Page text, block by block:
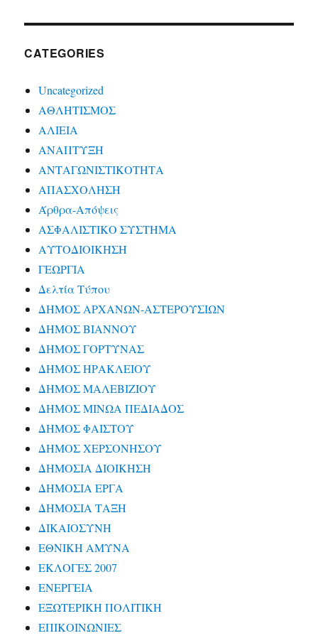
CATEGORIES
Uncategorized
ΑΘΛΗΤΙΣΜΟΣ
ΑΛΙΕΙΑ
ΑΝΑΠΤΥΞΗ
ΑΝΤΑΓΩΝΙΣΤΙΚΟΤΗΤΑ
ΑΠΑΣΧΟΛΗΣΗ
Άρθρα-Απόψεις
ΑΣΦΑΛΙΣΤΙΚΟ ΣΥΣΤΗΜΑ
ΑΥΤΟΔΙΟΙΚΗΣΗ
ΓΕΩΡΓΙΑ
Δελτία Τύπου
ΔΗΜΟΣ ΑΡΧΑΝΩΝ-ΑΣΤΕΡΟΥΣΙΩΝ
ΔΗΜΟΣ ΒΙΑΝΝΟΥ
ΔΗΜΟΣ ΓΟΡΤΥΝΑΣ
ΔΗΜΟΣ ΗΡΑΚΛΕΙΟΥ
ΔΗΜΟΣ ΜΑΛΕΒΙΖΙΟΥ
ΔΗΜΟΣ ΜΙΝΩΑ ΠΕΔΙΑΔΟΣ
ΔΗΜΟΣ ΦΑΙΣΤΟΥ
ΔΗΜΟΣ ΧΕΡΣΟΝΗΣΟΥ
ΔΗΜΟΣΙΑ ΔΙΟΙΚΗΣΗ
ΔΗΜΟΣΙΑ ΕΡΓΑ
ΔΗΜΟΣΙΑ ΤΑΞΗ
ΔΙΚΑΙΟΣΥΝΗ
ΕΘΝΙΚΗ ΑΜΥΝΑ
ΕΚΛΟΓΕΣ 2007
ΕΝΕΡΓΕΙΑ
ΕΞΩΤΕΡΙΚΗ ΠΟΛΙΤΙΚΗ
ΕΠΙΚΟΙΝΩΝΙΕΣ